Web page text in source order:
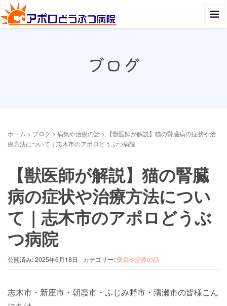
ブログ
ホーム > ブログ > 病気や治療の話 >
【獣医師が解説】猫の腎臓病の症状や治
療方法について｜志木市のアポロどうぶつ病院
【獣医師が解説】猫の腎臓
病の症状や治療方法につい
て｜志木市のアポロどうぶ
つ病院
公開済み: 2025年6月18日 カテゴリー:病気や治療の話
志木市・新座市・朝霞市・ふじみ野市・清瀬市の皆様こん